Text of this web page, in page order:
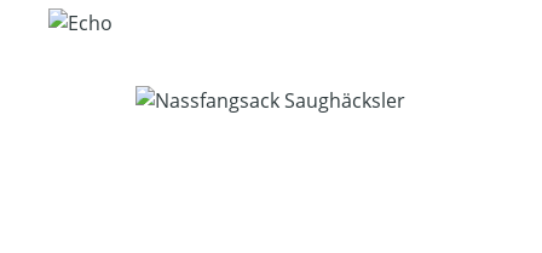
Bildergalerie überspringen